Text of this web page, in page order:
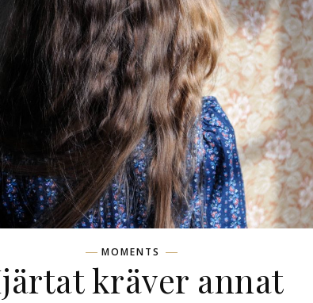
MOMENTS
kräver annat